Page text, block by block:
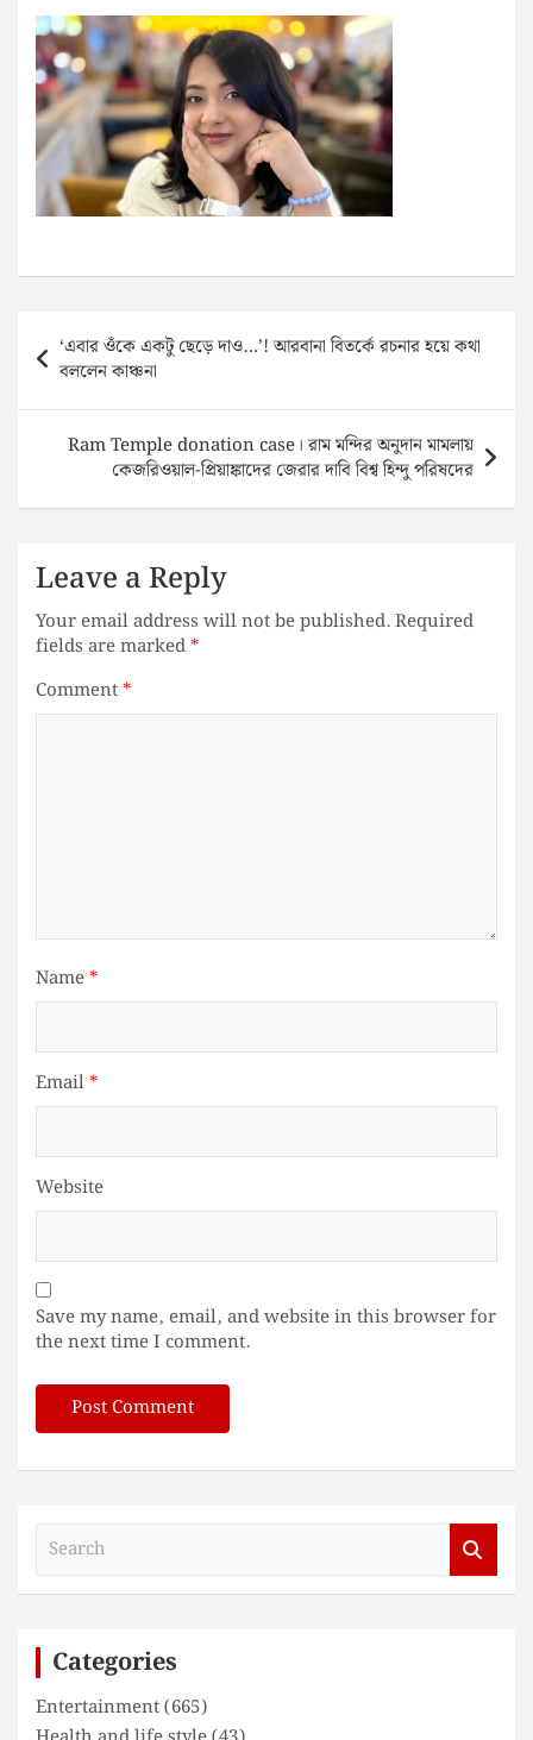
navigation
‘এবার ওঁকে একটু ছেড়ে দাও…’! আরবানা বিতর্কে রচনার হয়ে কথা
বললেন কাঞ্চনা
Ram Temple donation case। রাম মন্দির অনুদান মামলায়
কেজরিওয়াল-প্রিয়াঙ্কাদের জেরার দাবি বিশ্ব হিন্দু পরিষদের
Leave a Reply
Your email address will not be published.Required
fields are marked*
Comment*
Name*
Email*
Website
Save my name, email, and website in this browser for
the next time I comment.
Categories
Entertainment(665)